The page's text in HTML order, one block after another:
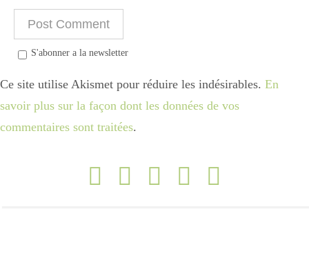
S'abonner a la newsletter
Ce site utilise Akismet pour réduire les indésirables. En
savoir plus sur la façon dont les données de vos
commentaires sont traitées.